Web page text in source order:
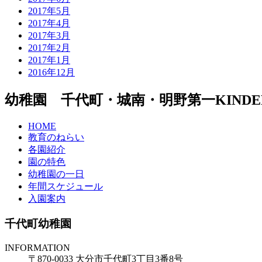
2017年5月
2017年4月
2017年3月
2017年2月
2017年1月
2016年12月
幼稚園 千代町・城南・明野第一
HOME
教育のねらい
各園紹介
園の特色
幼稚園の一日
年間スケジュール
入園案内
千代町幼稚園
INFORMATION
〒870-0033 大分市千代町3丁目3番8号